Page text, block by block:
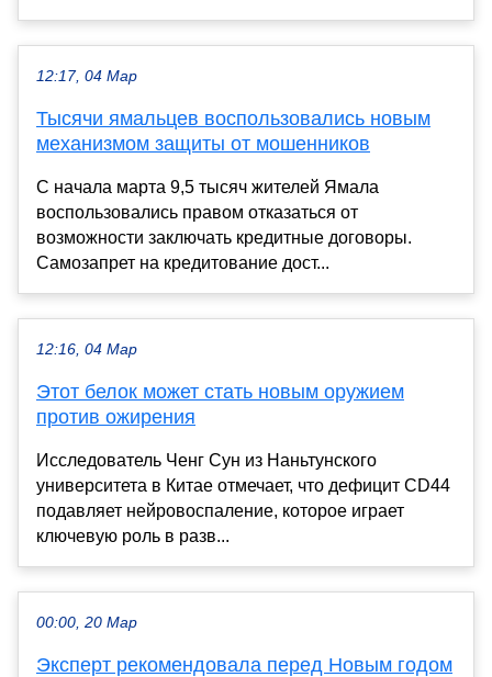
12:17, 04 Мар
Тысячи ямальцев воспользовались новым
механизмом защиты от мошенников
С начала марта 9,5 тысяч жителей Ямала
воспользовались правом отказаться от
возможности заключать кредитные договоры.
Самозапрет на кредитование дост...
12:16, 04 Мар
Этот белок может стать новым оружием
против ожирения
Исследователь Ченг Сун из Наньтунского
университета в Китае отмечает, что дефицит CD44
подавляет нейровоспаление, которое играет
ключевую роль в разв...
00:00, 20 Мар
Эксперт рекомендовала перед Новым годом